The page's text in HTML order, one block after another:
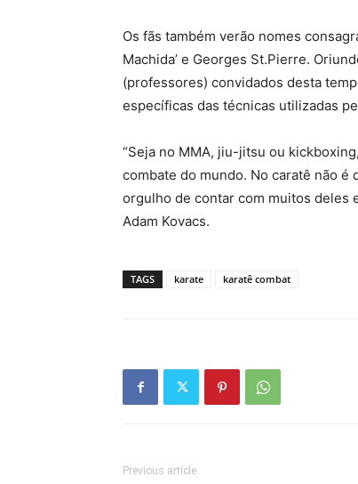
Os fãs também verão nomes
Machida’ e Georges St.Pierre.
(professores) convidados desta
específicas das técnicas utilizadas
“Seja no MMA, jiu-jitsu ou
combate do mundo. No caratê não
orgulho de contar com muitos deles
Adam Kovacs.
TAGS karate karatê combat
Previous article